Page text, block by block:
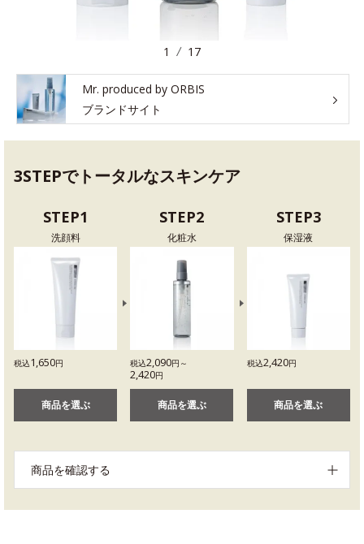
1 17
Mr. produced by ORBIS
ブランドサイト
3STEPでトータルなスキンケア
STEP1
洗顔料
税込1,650円
商品を選ぶ
STEP2
化粧水
税込2,090円～
2,420円
商品を選ぶ
STEP3
保湿液
税込2,420円
商品を選ぶ
商品を確認する